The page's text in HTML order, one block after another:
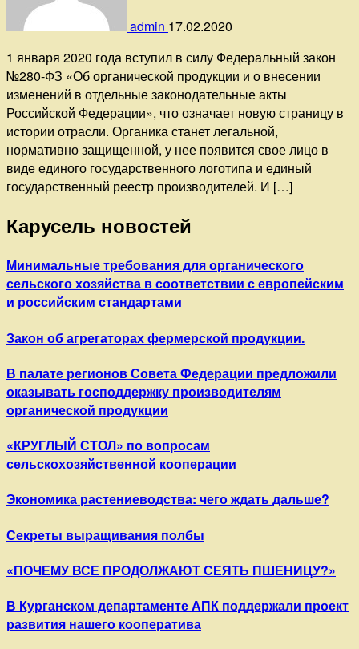
admin 17.02.2020
1 января 2020 года вступил в силу Федеральный закон
№280-ФЗ «Об органической продукции и о внесении
изменений в отдельные законодательные акты
Российской Федерации», что означает новую страницу в
истории отрасли. Органика станет легальной,
нормативно защищенной, у нее появится свое лицо в
виде единого государственного логотипа и единый
государственный реестр производителей. И […]
Карусель новостей
Минимальные требования для органического
сельского хозяйства в соответствии с европейским
и российским стандартами
Закон об агрегаторах фермерской продукции.
В палате регионов Совета Федерации предложили
оказывать господдержку производителям
органической продукции
​«КРУГЛЫЙ СТОЛ» по вопросам
сельскохозяйственной кооперации
Экономика растениеводства: чего ждать дальше?
Секреты выращивания полбы
«ПОЧЕМУ ВСЕ ПРОДОЛЖАЮТ СЕЯТЬ ПШЕНИЦУ?»
В Курганском департаменте АПК поддержали проект
развития нашего кооператива